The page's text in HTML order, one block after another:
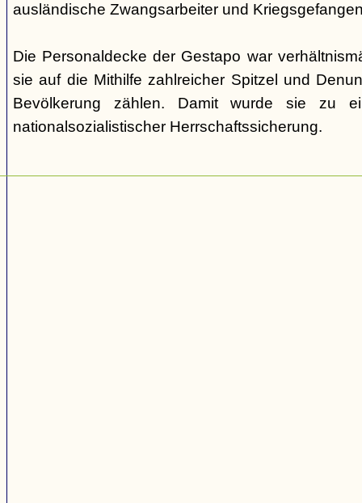
ausländische Zwangsarbeiter und
Die Personaldecke der Gestapo war
sie auf die Mithilfe zahlreicher Spitzel und
Bevölkerung zählen. Damit wurde sie zu
nationalsozialistischer Herrschaftssicherung.